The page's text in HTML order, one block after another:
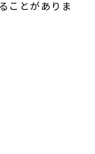
ことがありま